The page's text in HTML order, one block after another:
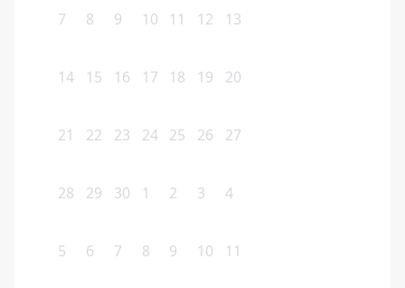
7 8 9 10 11 12 13
14 15 16 17 18 19 20
21 22 23 24 25 26 27
28 29 30 1 2 3 4
5 6 7 8 9 10 11